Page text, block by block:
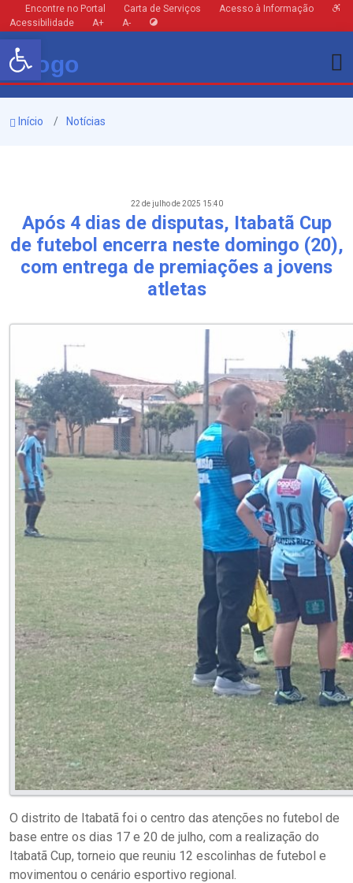
Barra de Ferramentas Aberta
Encontre no Portal Carta de Serviços
Acesso à Informação
Acessibilidade
A+ A-
Início Notícias
22 de julho de 2025 15:40
Após 4 dias de disputas, Itabatã Cup
de futebol encerra neste domingo (20),
com entrega de premiações a jovens
atletas
O distrito de Itabatã foi o centro das atenções no futebol de
base entre os dias 17 e 20 de julho, com a realização do
Itabatã Cup, torneio que reuniu 12 escolinhas de futebol e
movimentou o cenário esportivo regional.